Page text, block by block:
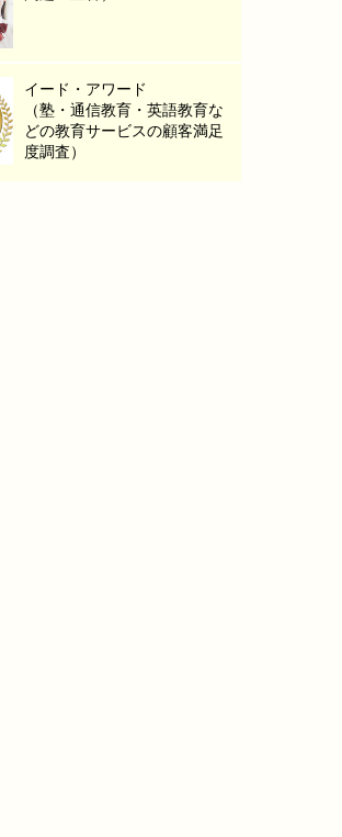
イード・アワード
（塾・通信教育・英語教育な
どの教育サービスの顧客満足
度調査）